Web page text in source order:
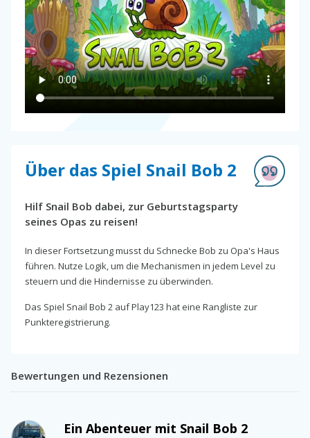
Über das Spiel Snail Bob 2
Hilf Snail Bob dabei, zur Geburtstagsparty
seines Opas zu reisen!
In dieser Fortsetzung musst du Schnecke Bob zu Opa's Haus
führen. Nutze Logik, um die Mechanismen in jedem Level zu
steuern und die Hindernisse zu überwinden.
Das Spiel Snail Bob 2 auf Play123 hat eine Rangliste zur
Punkteregistrierung.
Bewertungen und Rezensionen
Ein Abenteuer mit Snail Bob 2